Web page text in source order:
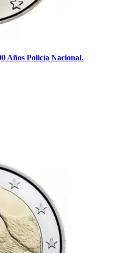
Años Policía Nacional.